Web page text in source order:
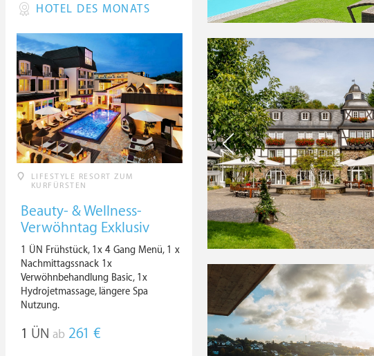
HOTEL DES MONATS
LIFESTYLE RESORT ZUM
KURFÜRSTEN
Beauty- & Wellness-
Verwöhntag Exklusiv
1 ÜN Frühstück, 1x 4 Gang Menü, 1 x
Nachmittagssnack 1x
Verwöhnbehandlung Basic, 1x
Hydrojetmassage, längere Spa
Nutzung.
1 ÜN ab 261 €